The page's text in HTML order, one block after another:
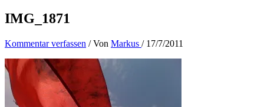
IMG_1871
Kommentar verfassen / Von Markus / 17/7/2011